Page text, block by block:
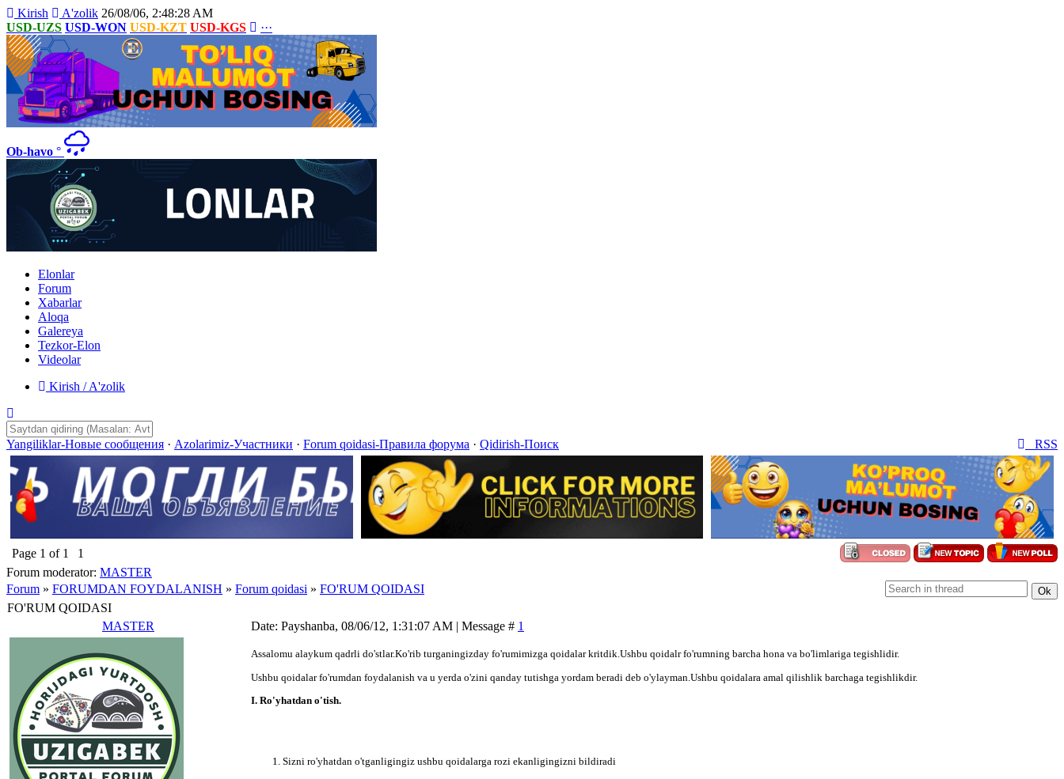
Kirish A'zolik 26/08/06, 2:48:28 AM
USD-UZS USD-WON USD-KZT USD-KGS ···
Ob-havo °
Elonlar
Forum
Xabarlar
Aloqa
Galereya
Tezkor-Elon
Videolar
Kirish / A'zolik
RSS
Yangiliklar-Новые сообщения · Azolarimiz-Участники · Forum qoidasi-Правила форума · Qidirish-Поиск
Page 1 of 1
1
Forum moderator: MASTER
Forum » FORUMDAN FOYDALANISH » Forum qoidasi » FO'RUM QOIDASI
FO'RUM QOIDASI
MASTER
Date: Payshanba, 08/06/12, 1:31:07 AM | Message # 1
Assalomu alaykum qadrli do'stlar.Ko'rib turganingizday fo'rumimizga qoidalar kritdik.Ushbu qoidalr fo'rumning barcha hona va bo'limlariga tegishlidir.
Ushbu qoidalar fo'rumdan foydalanish va u yerda o'zini qanday tutishga yordam beradi deb o'ylayman.Ushbu qoidalara amal qilishlik barchaga tegishlikdir.
I. Ro'yhatdan o'tish.
Sizni ro'yhatdan o'tganligingiz ushbu qoidalarga rozi ekanligingizni bildiradi